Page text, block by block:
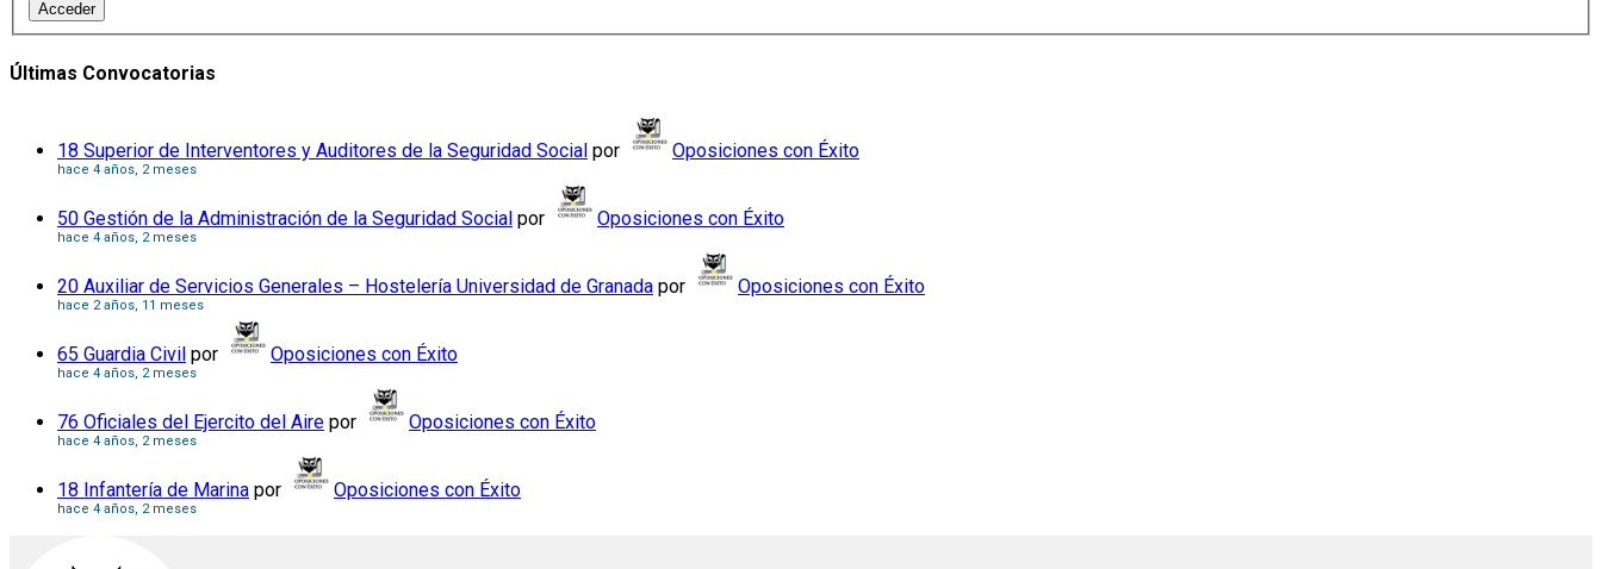
Acceder
Últimas Convocatorias
18 Superior de Interventores y Auditores de la Seguridad Social por Oposiciones con Éxito
hace 4 años, 2 meses
50 Gestión de la Administración de la Seguridad Social por Oposiciones con Éxito
hace 4 años, 2 meses
20 Auxiliar de Servicios Generales – Hostelería Universidad de Granada por Oposiciones con Éxito
hace 2 años, 11 meses
65 Guardia Civil por Oposiciones con Éxito
hace 4 años, 2 meses
76 Oficiales del Ejercito del Aire por Oposiciones con Éxito
hace 4 años, 2 meses
18 Infantería de Marina por Oposiciones con Éxito
hace 4 años, 2 meses